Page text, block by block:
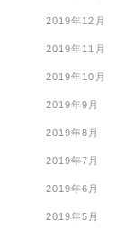
2019年12月
2019年11月
2019年10月
2019年9月
2019年8月
2019年7月
2019年6月
2019年5月